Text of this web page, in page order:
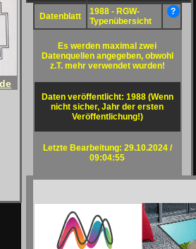
Datenblatt
1988 - RGW-
Typenübersicht
?
Es werden maximal zwei
Datenquellen angegeben, obwohl
z.T. mehr verwendet wurden!
Daten veröffentlicht: 1988 (Wenn
nicht sicher, Jahr der ersten
Veröffentlichung!)
Letzte Bearbeitung: 29.10.2024 /
09:04:55